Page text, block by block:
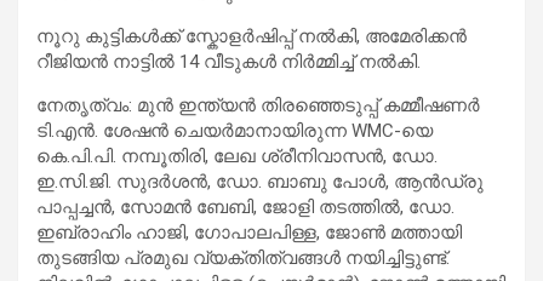
നൂറു കുട്ടികൾക്ക് സ്കോളർഷിപ്പ് നൽകി, അമേരിക്കൻ
റീജിയൻ നാട്ടിൽ 14 വീടുകൾ നിർമ്മിച്ച് നൽകി.
നേതൃത്വം: മുൻ ഇന്ത്യൻ തിരഞ്ഞെടുപ്പ് കമ്മീഷണർ
ടി.എൻ. ശേഷൻ ചെയർമാനായിരുന്ന WMC-യെ
കെ.പി.പി. നമ്പൂതിരി, ലേഖ ശ്രീനിവാസൻ, ഡോ.
ഇ.സി.ജി. സുദർശൻ, ഡോ. ബാബു പോൾ, ആൻഡ്രു
പാപ്പച്ചൻ, സോമൻ ബേബി, ജോളി തടത്തിൽ, ഡോ.
ഇബ്രാഹിം ഹാജി, ഗോപാലപിള്ള, ജോൺ മത്തായി
തുടങ്ങിയ പ്രമുഖ വ്യക്തിത്വങ്ങൾ നയിച്ചിട്ടുണ്ട്.